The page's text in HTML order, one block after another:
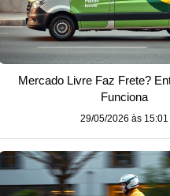
Mercado Livre Faz Frete?
Funciona
29/05/2026 às 15:01